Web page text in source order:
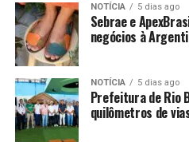
NOTÍCIA 5 dias ago
Sebrae e
negócios à
NOTÍCIA 5 dias ago
Prefeitura de Rio
quilômetros de